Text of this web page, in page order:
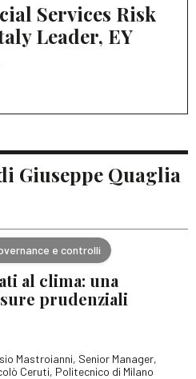
Services Risk
Leader, EY
Giuseppe Quaglia
e controlli
al clima: una
prudenziali
Mastroianni, Senior Manager,
Ceruti, Politecnico di Milano